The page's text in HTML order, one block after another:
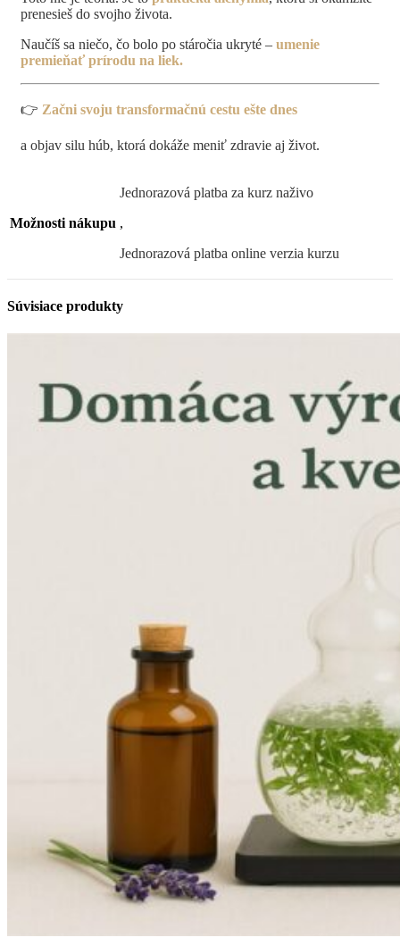
prenesieš do svojho života.
Naučíš sa niečo, čo bolo po stáročia ukryté – umenie
premieňať prírodu na liek.
👉 Začni svoju transformačnú cestu ešte dnes
a objav silu húb, ktorá dokáže meniť zdravie aj život.
Možnosti nákupu
Jednorazová platba za kurz naživo
,
Jednorazová platba online verzia kurzu
Súvisiace produkty